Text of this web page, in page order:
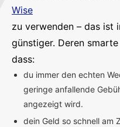
Wise
zu verwenden – das ist
günstiger. Deren
dass:
du immer den echten
geringe anfallende
angezeigt wird.
dein Geld so schnell am